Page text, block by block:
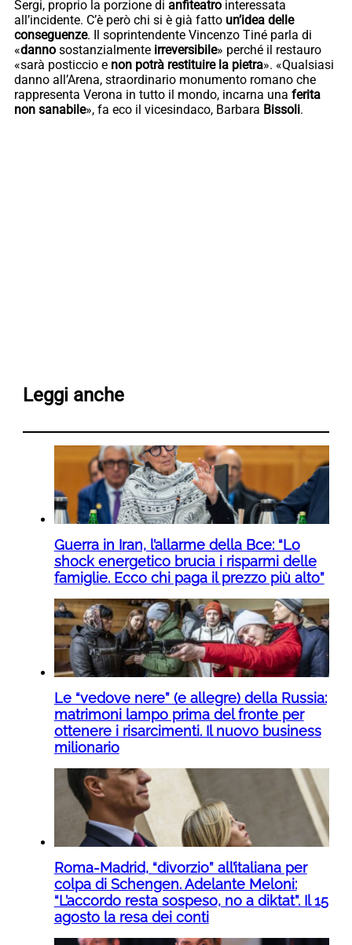
Sergi, proprio la porzione di anfiteatro interessata
all’incidente. C’è però chi si è già fatto un’idea delle
conseguenze. Il soprintendente Vincenzo Tiné parla di
«danno sostanzialmente irreversibile» perché il restauro
«sarà posticcio e non potrà restituire la pietra». «Qualsiasi
danno all’Arena, straordinario monumento romano che
rappresenta Verona in tutto il mondo, incarna una ferita
non sanabile», fa eco il vicesindaco, Barbara Bissoli.
Leggi anche
Guerra in Iran, l’allarme della Bce: “Lo
shock energetico brucia i risparmi delle
famiglie. Ecco chi paga il prezzo più alto”
Le “vedove nere” (e allegre) della Russia:
matrimoni lampo prima del fronte per
ottenere i risarcimenti. Il nuovo business
milionario
Roma-Madrid, “divorzio” all’italiana per
colpa di Schengen. Adelante Meloni:
“L’accordo resta sospeso, no a diktat”. Il 15
agosto la resa dei conti